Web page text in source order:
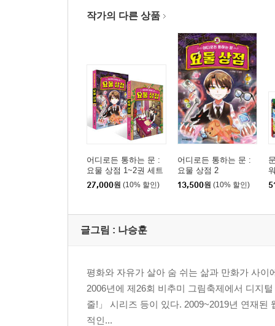
작가의 다른 상품
어디로든 통하는 문 :
요물 상점 1~2권 세트
27,000원 (10% 할인)
어디로든 통하는 문 :
요물 상점 2
13,500원 (10% 할인)
글그림 : 나승훈
평화와 자유가 살아 숨 쉬는 삶과 만화가 사
2006년에 제26회 비추미 그림축제에서 디지
줄!」 시리즈 등이 있다. 2009~2019년 연재
적인...